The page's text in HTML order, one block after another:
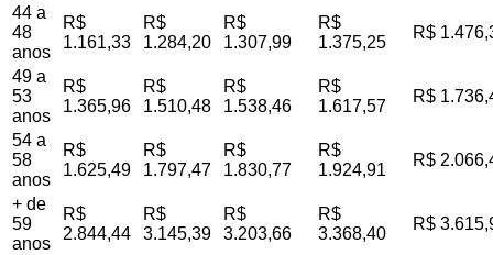
44 a
48
anos
R$
1.161,33
R$
1.284,20
R$
1.307,99
R$
1.375,25
R$
49 a
53
anos
R$
1.365,96
R$
1.510,48
R$
1.538,46
R$
1.617,57
R$
54 a
58
anos
R$
1.625,49
R$
1.797,47
R$
1.830,77
R$
1.924,91
R$
+ de
59
anos
R$
2.844,44
R$
3.145,39
R$
3.203,66
R$
3.368,40
R$